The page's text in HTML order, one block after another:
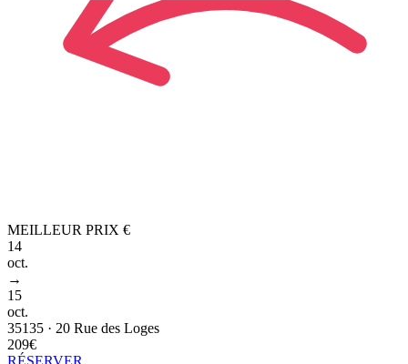
MEILLEUR PRIX €
14
oct.
→
15
oct.
35135 · 20 Rue des Loges
209€
RÉSERVER